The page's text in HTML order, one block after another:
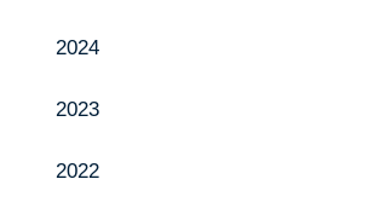
2024
2023
2022